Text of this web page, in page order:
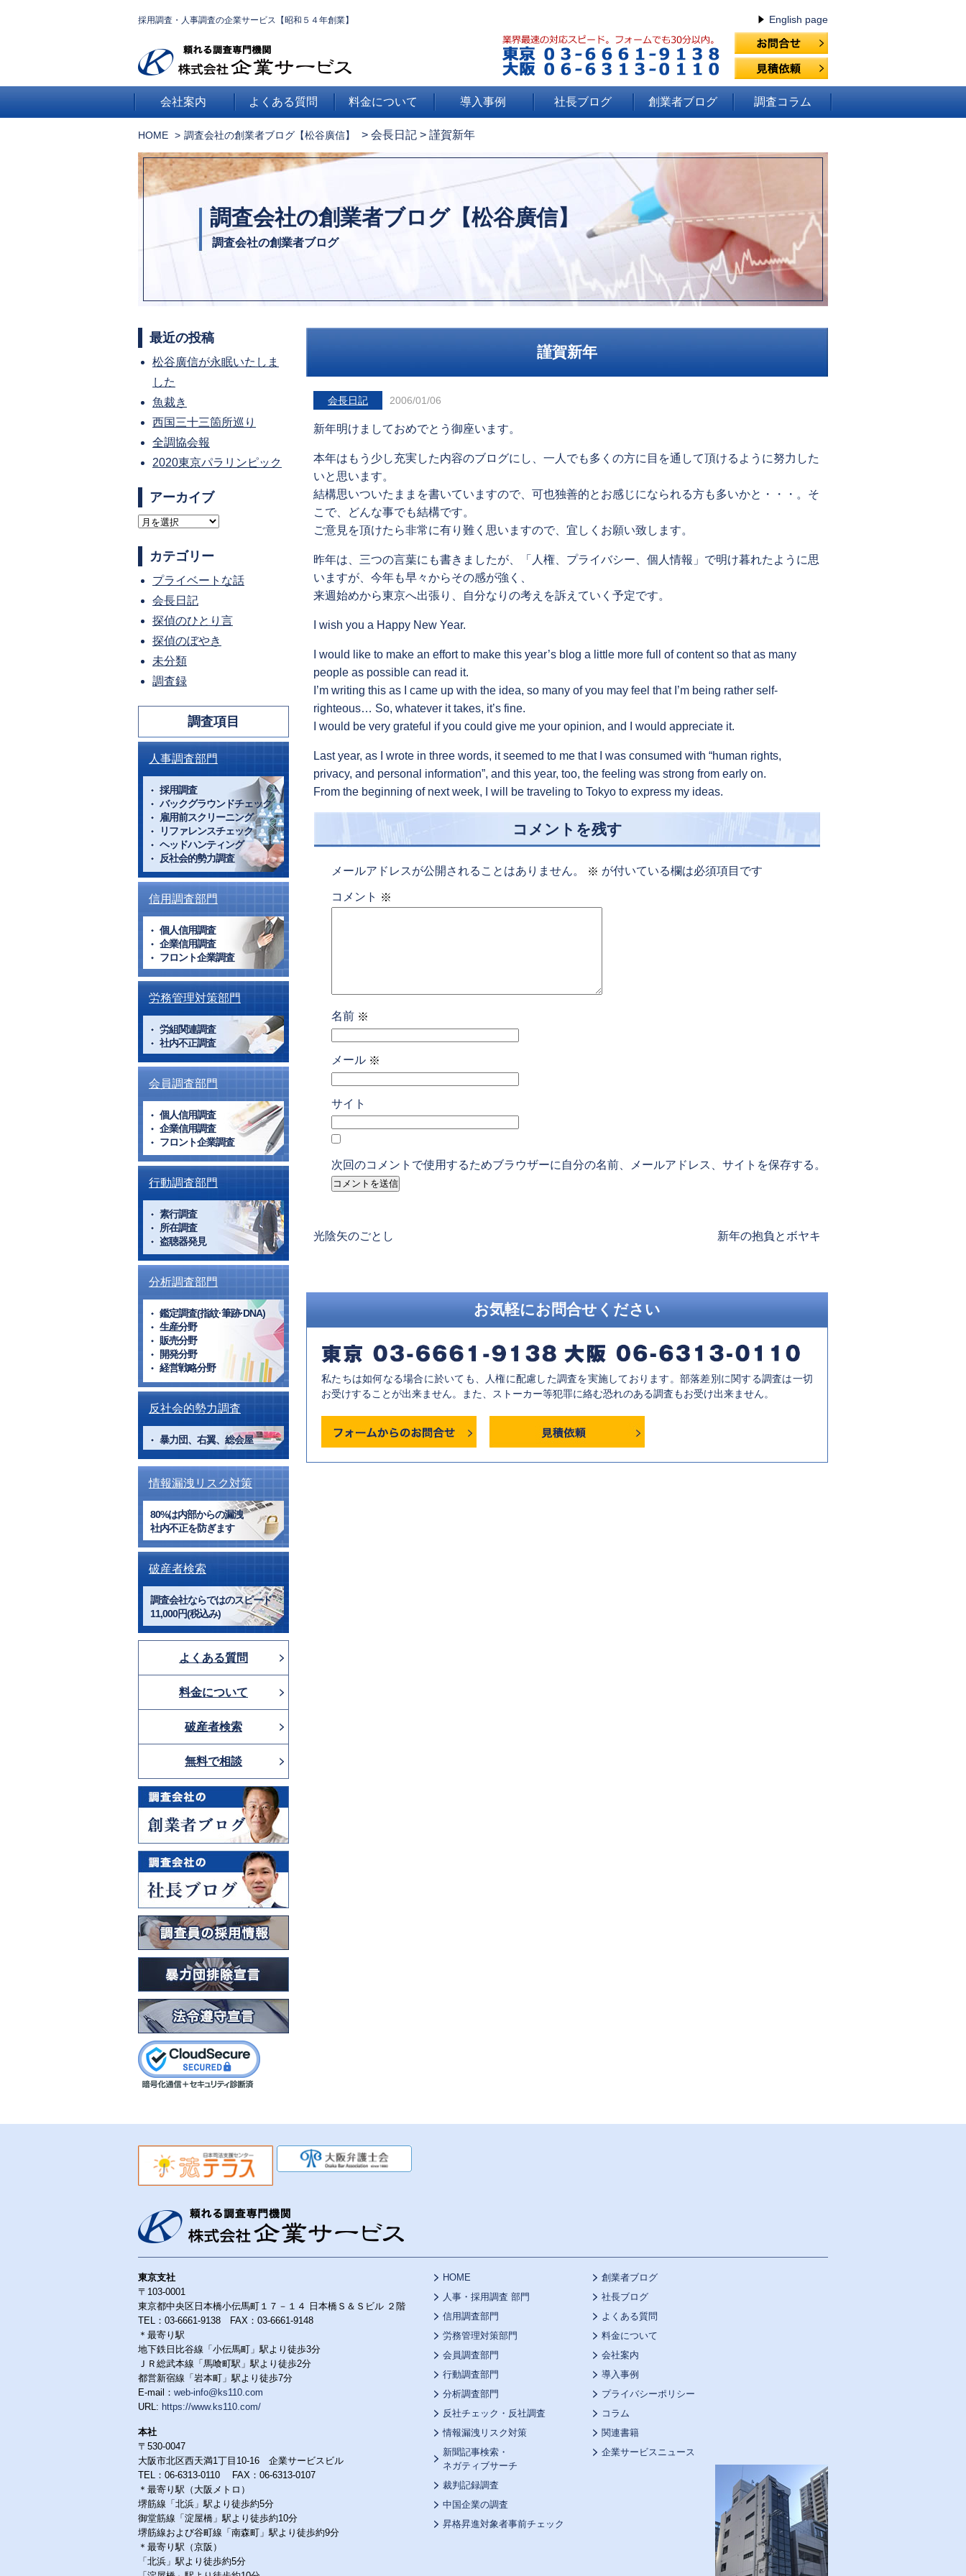
English page
採用調査・人事調査の企業サービス【昭和５４年創業】
会社案内 よくある質問 料金について 導入事例 社長ブログ 創業者ブログ 調査コラム
HOME 調査会社の創業者ブログ【松谷廣信】 > 会長日記 > 謹賀新年
調査会社の創業者ブログ【松谷廣信】
調査会社の創業者ブログ
謹賀新年
会長日記 2006/01/06
新年明けましておめでとう御座います。
本年はもう少し充実した内容のブログにし、一人でも多くの方に目を通して頂けるように努力した
いと思います。
結構思いついたままを書いていますので、可也独善的とお感じになられる方も多いかと・・・。そ
こで、どんな事でも結構です。
ご意見を頂けたら非常に有り難く思いますので、宜しくお願い致します。
昨年は、三つの言葉にも書きましたが、「人権、プライバシー、個人情報」で明け暮れたように思
いますが、今年も早々からその感が強く、
来週始めから東京へ出張り、自分なりの考えを訴えていく予定です。
I wish you a Happy New Year.
I would like to make an effort to make this year’s blog a little more full of content so that as many
people as possible can read it.
I’m writing this as I came up with the idea, so many of you may feel that I’m being rather self-
righteous… So, whatever it takes, it’s fine.
I would be very grateful if you could give me your opinion, and I would appreciate it.
Last year, as I wrote in three words, it seemed to me that I was consumed with “human rights,
privacy, and personal information”, and this year, too, the feeling was strong from early on.
From the beginning of next week, I will be traveling to Tokyo to express my ideas.
コメントを残す
メールアドレスが公開されることはありません。 ※ が付いている欄は必須項目です
コメント ※
名前 ※
メール ※
サイト
次回のコメントで使用するためブラウザーに自分の名前、メールアドレス、サイトを保存する。
Previous
光陰矢のごとし Next
新年の抱負とボヤキ
お気軽にお問合せください
私たちは如何なる場合に於いても、人権に配慮した調査を実施しております。部落差別に関する調査は一切
お受けすることが出来ません。また、ストーカー等犯罪に絡む恐れのある調査もお受け出来ません。
最近の投稿
松谷廣信が永眠いたしま
した
魚裁き
西国三十三箇所巡り
全調協会報
2020東京パラリンピック
アーカイブ
ア
イ
ブ
カテゴリー
プライベートな話
会長日記
探偵のひとり言
探偵のぼやき
未分類
調査録
調査項目
人事調査部門
採用調査
バックグラウンドチェック
雇用前スクリーニング
リファレンスチェック
ヘッドハンティング
反社会的勢力調査
信用調査部門
個人信用調査
企業信用調査
フロント企業調査
労務管理対策部門
労組関連調査
社内不正調査
会員調査部門
個人信用調査
企業信用調査
フロント企業調査
行動調査部門
素行調査
所在調査
盗聴器発見
分析調査部門
鑑定調査(指紋·筆跡·DNA)
生産分野
販売分野
開発分野
経営戦略分野
反社会的勢力調査
暴力団、右翼、総会屋
情報漏洩リスク対策
80%は内部からの漏洩
社内不正を防ぎます
破産者検索
調査会社ならではのスピード
11,000円(税込み)
よくある質問
料金について
破産者検索
無料で相談
東京支社
〒103-0001
東京都中央区日本橋小伝馬町１７－１４ 日本橋Ｓ＆Ｓビル ２階
TEL：03-6661-9138 FAX：03-6661-9148
＊最寄り駅
地下鉄日比谷線「小伝馬町」駅より徒歩3分
ＪＲ総武本線「馬喰町駅」駅より徒歩2分
都営新宿線「岩本町」駅より徒歩7分
E-mail： web-info@ks110.com
URL: https://www.ks110.com/
本社
〒530-0047
大阪市北区西天満1丁目10-16 企業サービスビル
TEL：06-6313-0110 FAX：06-6313-0107
＊最寄り駅（大阪メトロ）
堺筋線「北浜」駅より徒歩約5分
御堂筋線「淀屋橋」駅より徒歩約10分
堺筋線および谷町線「南森町」駅より徒歩約9分
＊最寄り駅（京阪）
「北浜」駅より徒歩約5分
HOME
人事・採用調査 部門
信用調査部門
労務管理対策部門
会員調査部門
行動調査部門
分析調査部門
反社チェック・反社調査
情報漏洩リスク対策
新聞記事検索・
ネガティブサーチ
裁判記録調査
中国企業の調査
昇格昇進対象者事前チェック
創業者ブログ
社長ブログ
よくある質問
料金について
会社案内
導入事例
プライバシーポリシー
コラム
関連書籍
企業サービスニュース